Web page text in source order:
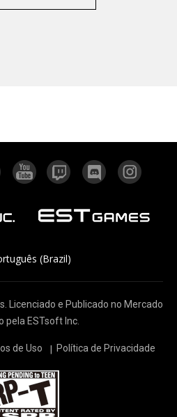
(Brazil)
Licenciado e Publicado no Mercado
pela ESTsoft Inc.
de Uso Política de Privacidade